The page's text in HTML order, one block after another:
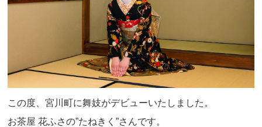
この度、宮川町に舞妓がデビューいたしました。
お茶屋 花ふさの”たねきく”さんです。